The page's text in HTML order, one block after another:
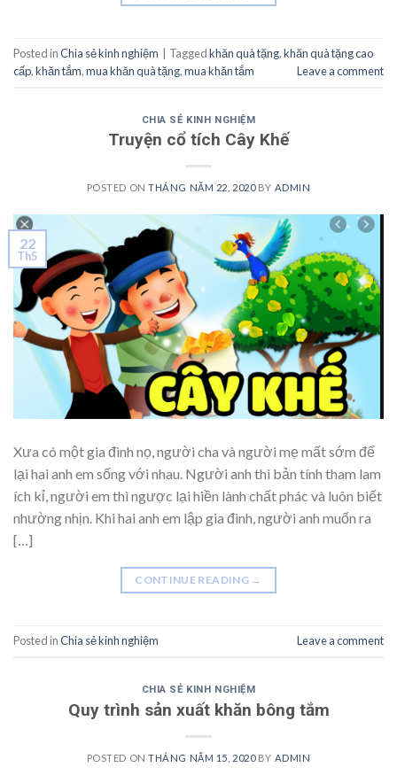
Posted inChia sẻ kinh nghiệm Taggedkhăn quà tặng,khăn quà tặng cao
cấp,khăn tắm,mua khăn quà tặng,mua khăn tắm Leave a comment
CHIA SẺ KINH NGHIỆM
Truyện cổ tích Cây Khế
POSTED ONTHÁNG NĂM 22, 2020BY ADMIN
22
Th5
Xưa có một gia đình nọ, người cha và người mẹ mất sớm để
lại hai anh em sống với nhau. Người anh thì bản tính tham lam
ích kỉ, người em thì ngược lại hiền lành chất phác và luôn biết
nhường nhịn. Khi hai anh em lập gia đình, người anh muốn ra
[…]
CONTINUE READING →
Posted inChia sẻ kinh nghiệm Leave a comment
CHIA SẺ KINH NGHIỆM
Quy trình sản xuất khăn bông tắm
POSTED ONTHÁNG NĂM 15, 2020BY ADMIN